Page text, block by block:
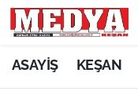
ASAYİŞ KEŞAN
KEŞAN